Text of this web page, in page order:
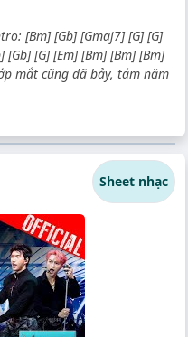
[Bm] [Gb] [Gmaj7] [G] [G]
[Gb] [G] [Em] [Bm] [Bm] [Bm]
mắt cũng đã bảy, tám năm
Sheet nhạc